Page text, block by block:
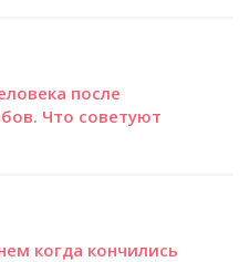
после
Что советуют
когда кончились